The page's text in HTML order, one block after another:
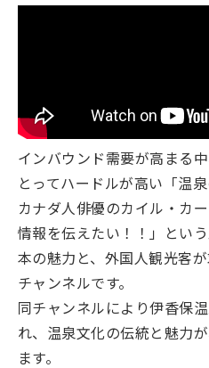
インバウンド需要が高まる
とってハードルが高い「温泉
カナダ人俳優のカイル・カ
情報を伝えたい！！」とい
本の魅力と、外国人観光客
チャンネルです。
同チャンネルにより伊香保
れ、温泉文化の伝統と魅力
ます。